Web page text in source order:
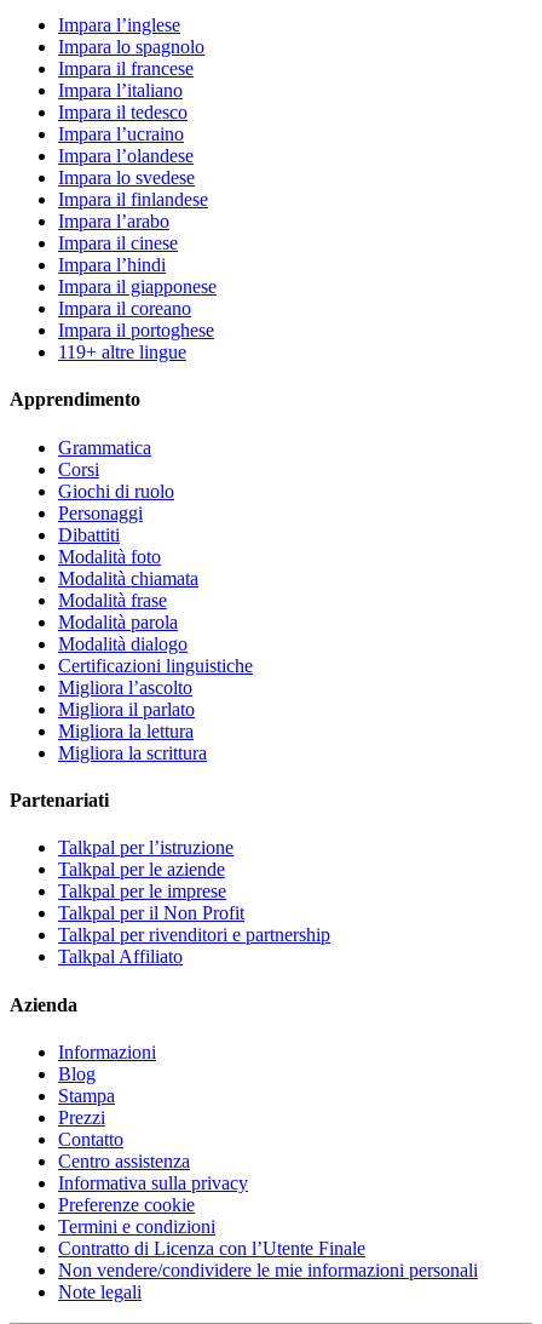
Impara l’inglese
Impara lo spagnolo
Impara il francese
Impara l’italiano
Impara il tedesco
Impara l’ucraino
Impara l’olandese
Impara lo svedese
Impara il finlandese
Impara l’arabo
Impara il cinese
Impara l’hindi
Impara il giapponese
Impara il coreano
Impara il portoghese
119+ altre lingue
Apprendimento
Grammatica
Corsi
Giochi di ruolo
Personaggi
Dibattiti
Modalità foto
Modalità chiamata
Modalità frase
Modalità parola
Modalità dialogo
Certificazioni linguistiche
Migliora l’ascolto
Migliora il parlato
Migliora la lettura
Migliora la scrittura
Partenariati
Talkpal per l’istruzione
Talkpal per le aziende
Talkpal per le imprese
Talkpal per il Non Profit
Talkpal per rivenditori e partnership
Talkpal Affiliato
Azienda
Informazioni
Blog
Stampa
Prezzi
Contatto
Centro assistenza
Informativa sulla privacy
Preferenze cookie
Termini e condizioni
Contratto di Licenza con l’Utente Finale
Non vendere/condividere le mie informazioni personali
Note legali